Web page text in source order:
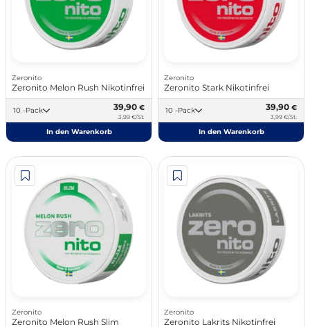
Zeronito
Zeronito Melon Rush Nikotinfrei
10 -Pack 39,90 €
3,99 €/St.
In den Warenkorb
Zeronito
Zeronito Stark Nikotinfrei
10 -Pack 39,90 €
3,99 €/St.
In den Warenkorb
Zeronito
Zeronito Melon Rush Slim
Zeronito
Zeronito Lakrits Nikotinfrei